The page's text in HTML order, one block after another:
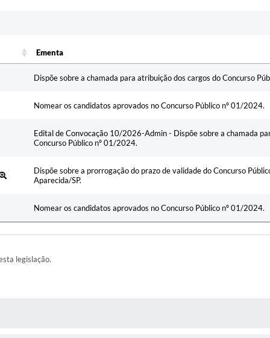
Ementa
Dispõe sobre a chamada para atribuição dos cargos do Concurso
Nomear os candidatos aprovados no Concurso Público nº 01/2024.
Edital de Convocação 10/2026-Admin - Dispõe sobre a chamada
Concurso Público nº 01/2024.
Dispõe sobre a prorrogação do prazo de validade do Concurso
Aparecida/SP.
Nomear os candidatos aprovados no Concurso Público nº 01/2024.
legislação.